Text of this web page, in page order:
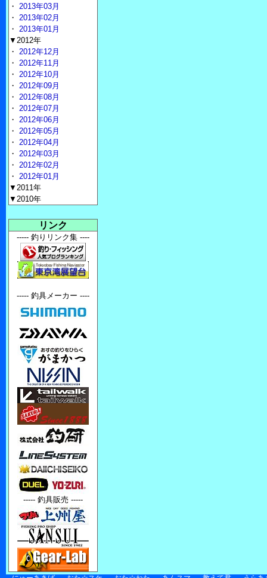
・ 2013年03月
・ 2013年02月
・ 2013年01月
▼2012年
・ 2012年12月
・ 2012年11月
・ 2012年10月
・ 2012年09月
・ 2012年08月
・ 2012年07月
・ 2012年06月
・ 2012年05月
・ 2012年04月
・ 2012年03月
・ 2012年02月
・ 2012年01月
▼2011年
▼2010年
リンク
----- 釣りリンク集 ----
----- 釣具メーカー ----
----- 釣具販売 -----